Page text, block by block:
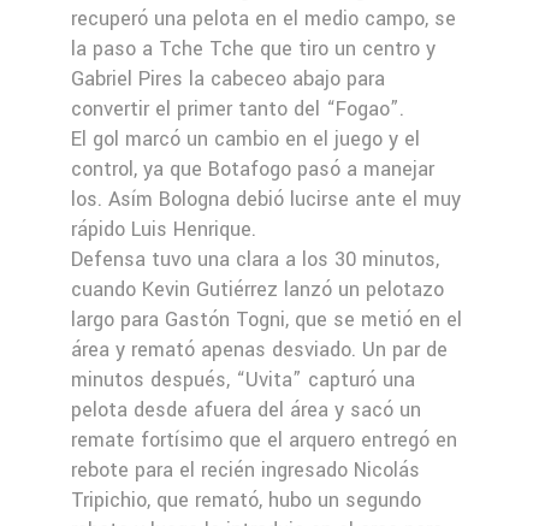
recuperó una pelota en el medio campo, se
la paso a Tche Tche que tiro un centro y
Gabriel Pires la cabeceo abajo para
convertir el primer tanto del “Fogao”.
El gol marcó un cambio en el juego y el
control, ya que Botafogo pasó a manejar
los. Asím Bologna debió lucirse ante el muy
rápido Luis Henrique.
Defensa tuvo una clara a los 30 minutos,
cuando Kevin Gutiérrez lanzó un pelotazo
largo para Gastón Togni, que se metió en el
área y remató apenas desviado. Un par de
minutos después, “Uvita” capturó una
pelota desde afuera del área y sacó un
remate fortísimo que el arquero entregó en
rebote para el recién ingresado Nicolás
Tripichio, que remató, hubo un segundo